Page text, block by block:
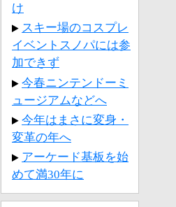
け
スキー場のコスプレ
イベントスノパには参
加できず
今春ニンテンドーミ
ュージアムなどへ
今年はまさに変身・
変革の年へ
アーケード基板を始
めて満30年に